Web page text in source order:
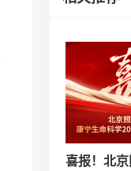
喜报！北